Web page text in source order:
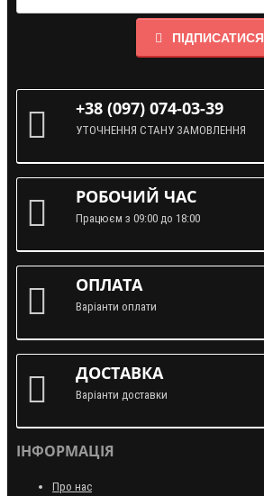
ПІДПИСАТИСЯ
+38 (097) 074-03-39
УТОЧНЕННЯ СТАНУ ЗАМОВЛЕННЯ
РОБОЧИЙ ЧАС
Працюєм з 09:00 до 18:00
ОПЛАТА
Варіанти оплати
ДОСТАВКА
Варіанти доставки
ІНФОРМАЦІЯ
Про нас